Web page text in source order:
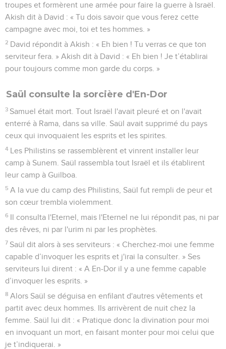
troupes et formèrent une armée pour faire la guerre à Israël.
Akish dit à David : « Tu dois savoir que vous ferez cette
campagne avec moi, toi et tes hommes. »
2 David répondit à Akish : « Eh bien ! Tu verras ce que ton
serviteur fera. » Akish dit à David : « Eh bien ! Je t’établirai
pour toujours comme mon garde du corps. »
Saül consulte la sorcière d'En-Dor
3 Samuel était mort. Tout Israël l'avait pleuré et on l'avait
enterré à Rama, dans sa ville. Saül avait supprimé du pays
ceux qui invoquaient les esprits et les spirites.
4 Les Philistins se rassemblèrent et vinrent installer leur
camp à Sunem. Saül rassembla tout Israël et ils établirent
leur camp à Guilboa.
5 A la vue du camp des Philistins, Saül fut rempli de peur et
son cœur trembla violemment.
6 Il consulta l'Eternel, mais l'Eternel ne lui répondit pas, ni par
des rêves, ni par l'urim ni par les prophètes.
7 Saül dit alors à ses serviteurs : « Cherchez-moi une femme
capable d’invoquer les esprits et j'irai la consulter. » Ses
serviteurs lui dirent : « A En-Dor il y a une femme capable
d’invoquer les esprits. »
8 Alors Saül se déguisa en enfilant d'autres vêtements et
partit avec deux hommes. Ils arrivèrent de nuit chez la
femme. Saül lui dit : « Pratique donc la divination pour moi
en invoquant un mort, en faisant monter pour moi celui que
je t’indiquerai. »